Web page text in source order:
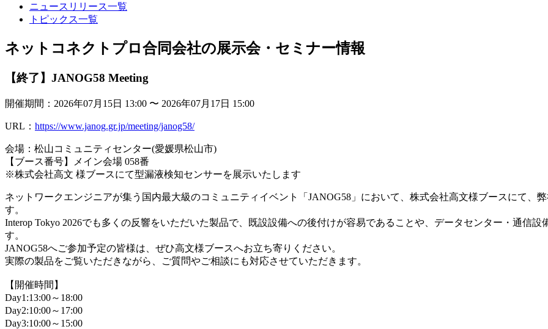
ニュースリリース一覧
トピックス一覧
ネットコネクトプロ合同会社の展示会・セミナー情報
【終了】JANOG58 Meeting
開催期間：2026年07月15日 13:00 〜 2026年07月17日 15:00
URL： https://www.janog.gr.jp/meeting/janog58/
会場：松山コミュニティセンター(愛媛県松山市)
【ブース番号】メイン会場 058番
※株式会社高文 様ブースにて型漏液検知センサーを展示いたします
ネットワークエンジニアが集う国内最大級のコミュニティイベント「JANOG58」において、株式会社高文様ブースにて、
す。
Interop Tokyo 2026でも多くの反響をいただいた製品で、既設設備への後付けが容易であることや、データセンター・通信
す。
JANOG58へご参加予定の皆様は、ぜひ高文様ブースへお立ち寄りください。
実際の製品をご覧いただきながら、ご質問やご相談にも対応させていただきます。
【開催時間】
Day1:13:00～18:00
Day2:10:00～17:00
Day3:10:00～15:00